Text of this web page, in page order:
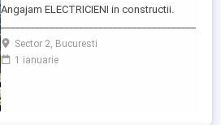
Angajam ELECTRICIENI in constructii.
Daca sti ca ai calificare si experienta in
executia si punerea in functiune de
instalatii electrice de joasa tensiune; Ai
Sector 2, Bucuresti
1 ianuarie